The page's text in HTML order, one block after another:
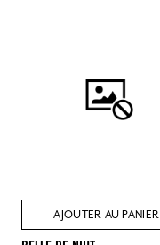
AJOUTER AU PANIER